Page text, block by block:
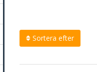
Sortera efter